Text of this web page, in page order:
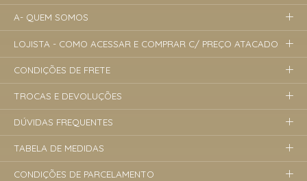
A- QUEM SOMOS
LOJISTA - COMO ACESSAR E COMPRAR C/ PREÇO ATACADO
CONDIÇÕES DE FRETE
TROCAS E DEVOLUÇÕES
DÚVIDAS FREQUENTES
TABELA DE MEDIDAS
CONDIÇÕES DE PARCELAMENTO